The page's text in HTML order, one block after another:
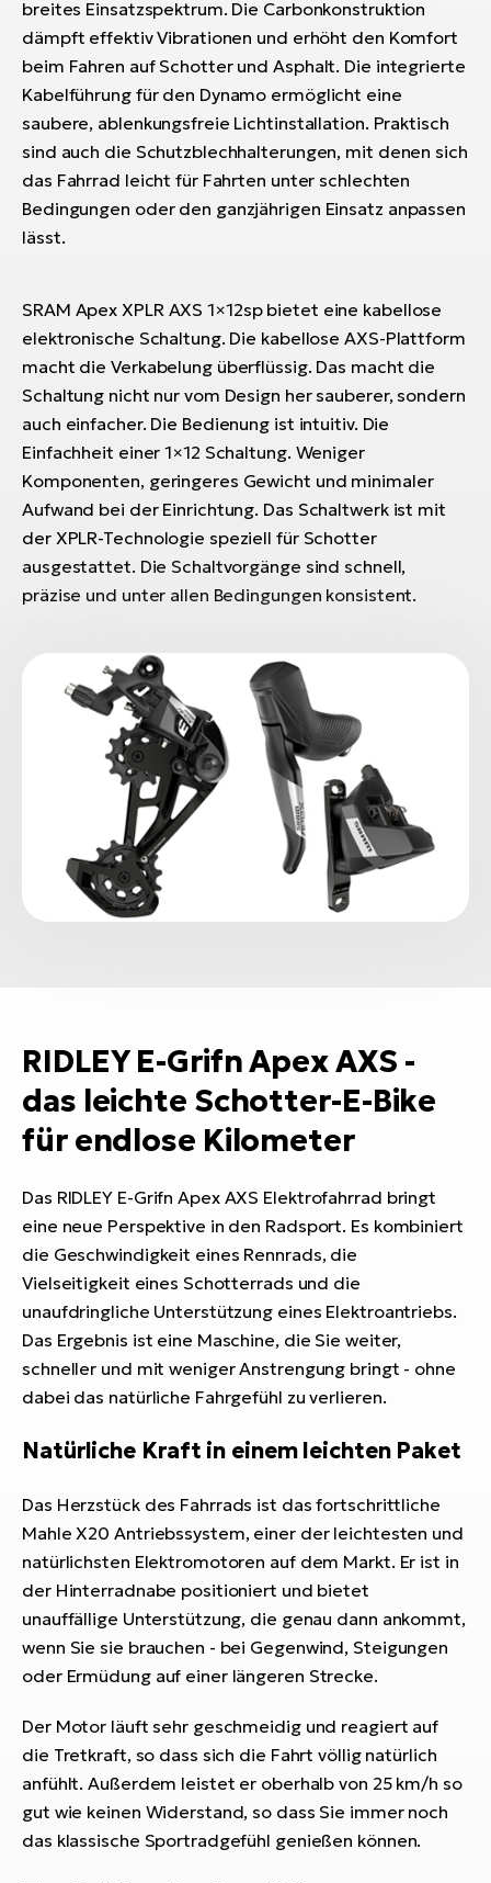
breites Einsatzspektrum. Die Carbonkonstruktion
dämpft effektiv Vibrationen und erhöht den Komfort
beim Fahren auf Schotter und Asphalt. Die integrierte
Kabelführung für den Dynamo ermöglicht eine
saubere, ablenkungsfreie Lichtinstallation. Praktisch
sind auch die Schutzblechhalterungen, mit denen sich
das Fahrrad leicht für Fahrten unter schlechten
Bedingungen oder den ganzjährigen Einsatz anpassen
lässt.
SRAM Apex XPLR AXS 1×12sp bietet eine kabellose
elektronische Schaltung. Die kabellose AXS-Plattform
macht die Verkabelung überflüssig. Das macht die
Schaltung nicht nur vom Design her sauberer, sondern
auch einfacher. Die Bedienung ist intuitiv. Die
Einfachheit einer 1×12 Schaltung. Weniger
Komponenten, geringeres Gewicht und minimaler
Aufwand bei der Einrichtung. Das Schaltwerk ist mit
der XPLR-Technologie speziell für Schotter
ausgestattet. Die Schaltvorgänge sind schnell,
präzise und unter allen Bedingungen konsistent.
RIDLEY E-Grifn Apex AXS -
das leichte Schotter-E-Bike
für endlose Kilometer
Das RIDLEY E-Grifn Apex AXS Elektrofahrrad bringt
eine neue Perspektive in den Radsport. Es kombiniert
die Geschwindigkeit eines Rennrads, die
Vielseitigkeit eines Schotterrads und die
unaufdringliche Unterstützung eines Elektroantriebs.
Das Ergebnis ist eine Maschine, die Sie weiter,
schneller und mit weniger Anstrengung bringt - ohne
dabei das natürliche Fahrgefühl zu verlieren.
Natürliche Kraft in einem leichten Paket
Das Herzstück des Fahrrads ist das fortschrittliche
Mahle X20 Antriebssystem, einer der leichtesten und
natürlichsten Elektromotoren auf dem Markt. Er ist in
der Hinterradnabe positioniert und bietet
unauffällige Unterstützung, die genau dann ankommt,
wenn Sie sie brauchen - bei Gegenwind, Steigungen
oder Ermüdung auf einer längeren Strecke.
Der Motor läuft sehr geschmeidig und reagiert auf
die Tretkraft, so dass sich die Fahrt völlig natürlich
anfühlt. Außerdem leistet er oberhalb von 25 km/h so
gut wie keinen Widerstand, so dass Sie immer noch
das klassische Sportradgefühl genießen können.